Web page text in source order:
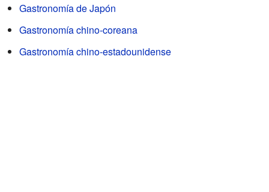
Gastronomía de Japón
Gastronomía chino-coreana
Gastronomía chino-estadounidense